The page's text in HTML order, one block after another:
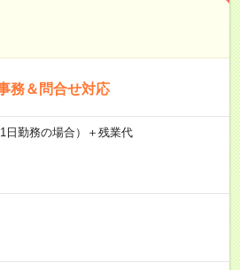
務＆問合せ対応
勤務の場合）＋残業代